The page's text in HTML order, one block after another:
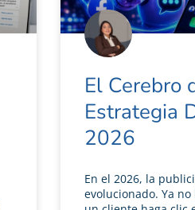
El Cerebro
Estrategia
2026
En el 2026, la
evolucionado. Ya